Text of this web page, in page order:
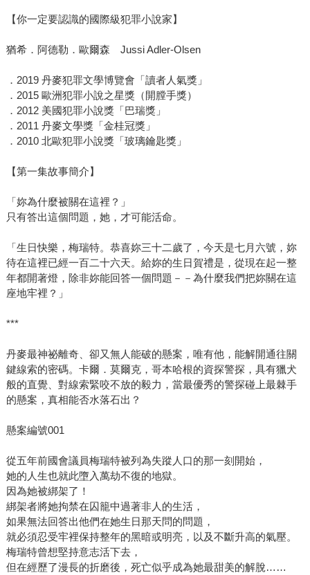
【你一定要認識的國際級犯罪小說家】
猶希．阿德勒．歐爾森 Jussi Adler-Olsen
．2019 丹麥犯罪文學博覽會「讀者人氣獎」
．2015 歐洲犯罪小說之星獎（開膛手獎）
．2012 美國犯罪小說獎「巴瑞獎」
．2011 丹麥文學獎「金桂冠獎」
．2010 北歐犯罪小說獎「玻璃鑰匙獎」
【第一集故事簡介】
「妳為什麼被關在這裡？」
只有答出這個問題，她，才可能活命。
「生日快樂，梅瑞特。恭喜妳三十二歲了，今天是七月六號，妳
待在這裡已經一百二十六天。給妳的生日賀禮是，從現在起一整
年都開著燈，除非妳能回答一個問題－－為什麼我們把妳關在這
座地牢裡？」
***
丹麥最神祕離奇、卻又無人能破的懸案，唯有他，能解開通往關
鍵線索的密碼。卡爾．莫爾克，哥本哈根的資探警探，具有獵犬
般的直覺、對線索緊咬不放的毅力，當最優秀的警探碰上最棘手
的懸案，真相能否水落石出？
懸案編號001
從五年前國會議員梅瑞特被列為失蹤人口的那一刻開始，
她的人生也就此墮入萬劫不復的地獄。
因為她被綁架了！
綁架者將她拘禁在囚籠中過著非人的生活，
如果無法回答出他們在她生日那天問的問題，
就必須忍受牢裡保持整年的黑暗或明亮，以及不斷升高的氣壓。
梅瑞特曾想堅持意志活下去，
但在經歷了漫長的折磨後，死亡似乎成為她最甜美的解脫……